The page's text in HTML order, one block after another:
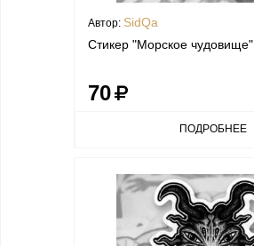
Автор: SidQa
Стикер "Морское чудовище"
70
ПОДРОБНЕЕ